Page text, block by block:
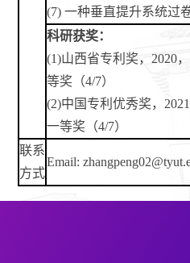
(7)一种垂直提升系统过
科研获奖：
(1)山西省专利奖， 2020
等奖（4/7）
(2)中国 专利优秀奖，
一等奖（4/7）
联系
方式
Email: